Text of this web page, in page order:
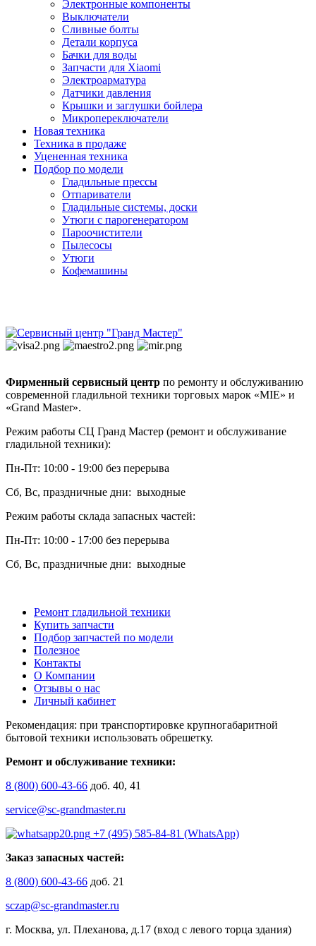
Электронные компоненты
Выключатели
Сливные болты
Детали корпуса
Бачки для воды
Запчасти для Xiaomi
Электроарматура
Датчики давления
Крышки и заглушки бойлера
Микропереключатели
Новая техника
Техника в продаже
Уцененная техника
Подбор по модели
Гладильные прессы
Отпариватели
Гладильные системы, доски
Утюги с парогенератором
Пароочистители
Пылесосы
Утюги
Кофемашины
Фирменный сервисный центр по ремонту и обслуживанию
современной гладильной техники торговых марок «MIE» и
«Grand Master».
Режим работы СЦ Гранд Мастер (ремонт и обслуживание
гладильной техники):
Пн-Пт: 10:00 - 19:00 без перерыва
Сб, Вс, праздничные дни: выходные
Режим работы склада запасных частей:
Пн-Пт: 10:00 - 17:00 без перерыва
Сб, Вс, праздничные дни: выходные
Ремонт гладильной техники
Купить запчасти
Подбор запчастей по модели
Полезное
Контакты
О Компании
Отзывы о нас
Личный кабинет
Рекомендация: при транспортировке крупногабаритной
бытовой техники использовать обрешетку.
Ремонт и обслуживание техники:
8 (800) 600-43-66 доб. 40, 41
service@sc-grandmaster.ru
+7 (495) 585-84-81 (WhatsApp)
Заказ запасных частей:
8 (800) 600-43-66 доб. 21
sczap@sc-grandmaster.ru
г. Москва, ул. Плеханова, д.17 (вход с левого торца здания)